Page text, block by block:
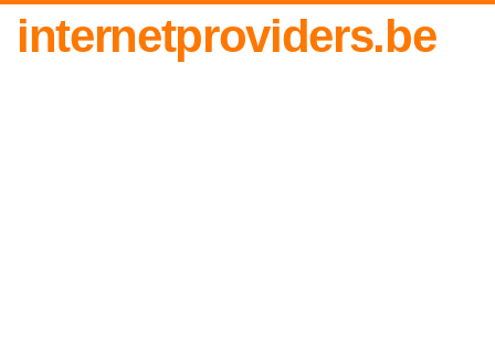
internetproviders.be